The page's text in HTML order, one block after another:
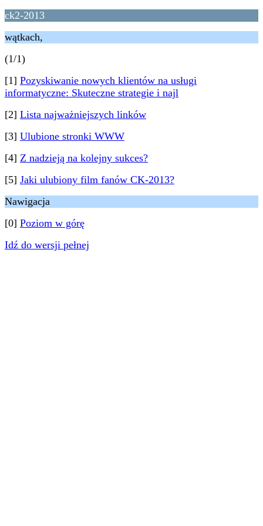
ck2-2013
wątkach,
(1/1)
[1] Pozyskiwanie nowych klientów na usługi
informatyczne: Skuteczne strategie i najl
[2] Lista najważniejszych linków
[3] Ulubione stronki WWW
[4] Z nadzieją na kolejny sukces?
[5] Jaki ulubiony film fanów CK-2013?
Nawigacja
[0] Poziom w górę
Idź do wersji pełnej